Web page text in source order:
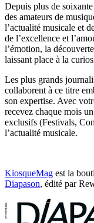
Depuis plus de soixante
des amateurs de
l’actualité musicale et
de l’excellence et
l’émotion, la
laissant place à la
Les plus grands
collaborent à ce titre
son expertise. Avec
recevez chaque mois
exclusifs (Festivals,
l’actualité musicale.
KiosqueMag est la
Diapason, édité par